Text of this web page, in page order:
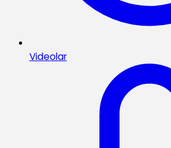
Videolar